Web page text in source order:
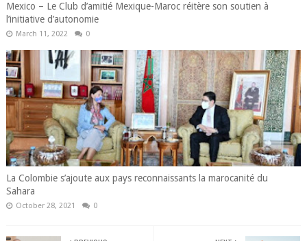
Mexico – Le Club d’amitié Mexique-Maroc réitère son soutien à
l’initiative d’autonomie
March 11, 2022 0
La Colombie s’ajoute aux pays reconnaissants la marocanité du
Sahara
October 28, 2021 0